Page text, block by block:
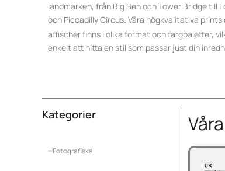
landmärken, från Big Ben och Tower Bridge till
och Piccadilly Circus. Våra högkvalitativa prints
affischerfinns i olika format och färgpaletter,
enkelt att hitta en stil som passar just din
Kategorier
Fotografiska